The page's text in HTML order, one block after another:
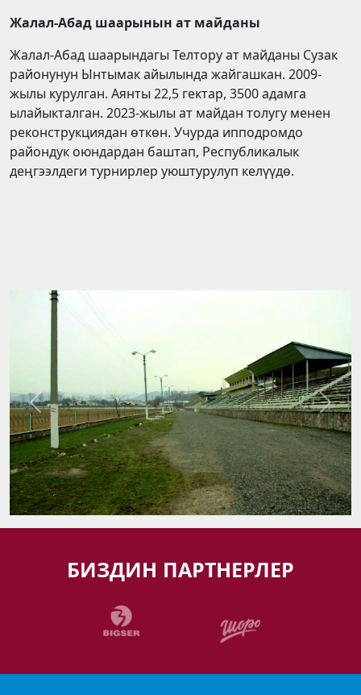
Жалал-Абад шаарынын ат майданы
Жалал-Абад шаарындагы Телтору ат майданы Сузак
районунун Ынтымак айылында жайгашкан. 2009-
жылы курулган. Аянты 22,5 гектар, 3500 адамга
ылайыкталган. 2023-жылы ат майдан толугу менен
реконструкциядан өткөн. Учурда ипподромдо
райондук оюндардан баштап, Республикалык
деңгээлдеги турнирлер уюштурулуп келүүдө.
Previous Next
БИЗДИН ПАРТНЕРЛЕР